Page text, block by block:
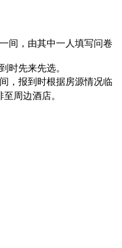
间，由其中一人 填写问卷
时先来先选。
，报到时根据房源情况临
周边酒店。